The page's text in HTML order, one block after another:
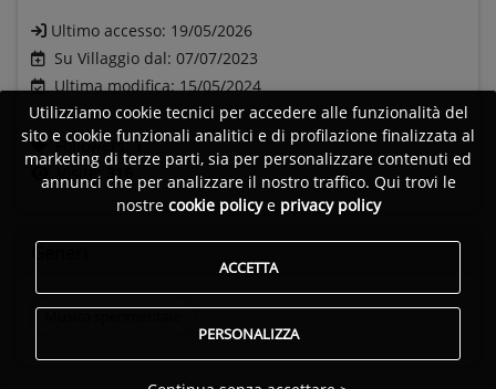
Ultimo accesso: 19/05/2026
Su Villaggio dal: 07/07/2023
Ultima modifica: 15/05/2024
Followers:1
Visite:
316
Generi
Utilizziamo cookie tecnici per accedere alle funzionalità del
sito e cookie funzionali analitici e di profilazione finalizzata al
marketing di terze parti, sia per personalizzare contenuti ed
annunci che per analizzare il nostro traffico. Qui trovi le
nostre cookie policye privacy policy
ACCETTA
PERSONALIZZA